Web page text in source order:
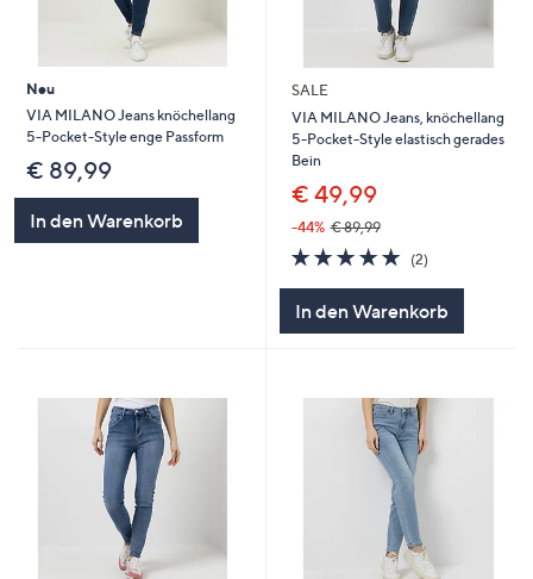
Neu
VIA MILANO Jeans knöchellang
5-Pocket-Style enge Passform
€ 89,99
In den Warenkorb
SALE
VIA MILANO Jeans, knöchellang
5-Pocket-Style elastisch gerades
Bein
€ 49,99
-44% € 89,99
5.0
von
(2)2
In den Warenkorb